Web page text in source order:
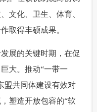
新华广播
英文 返回PC
文化、卫生、体育、
取得丰硕成果。
展的关键时期，在促
大。推动“一带一
盟共同体建设有效对
塑造开放包容的“软